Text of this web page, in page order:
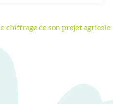
chiffrage de son projet agricole